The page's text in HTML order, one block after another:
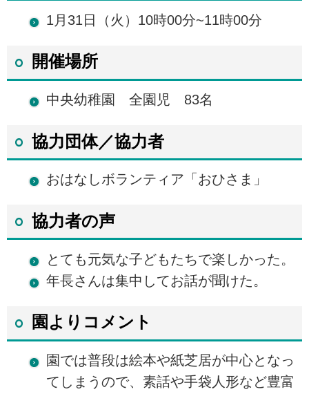
1月31日（火）10時00分~11時00分
開催場所
中央幼稚園 全園児 83名
協力団体／協力者
おはなしボランティア「おひさま」
協力者の声
とても元気な子どもたちで楽しかった。
年長さんは集中してお話が聞けた。
園よりコメント
園では普段は絵本や紙芝居が中心となっ
てしまうので、素話や手袋人形など豊富